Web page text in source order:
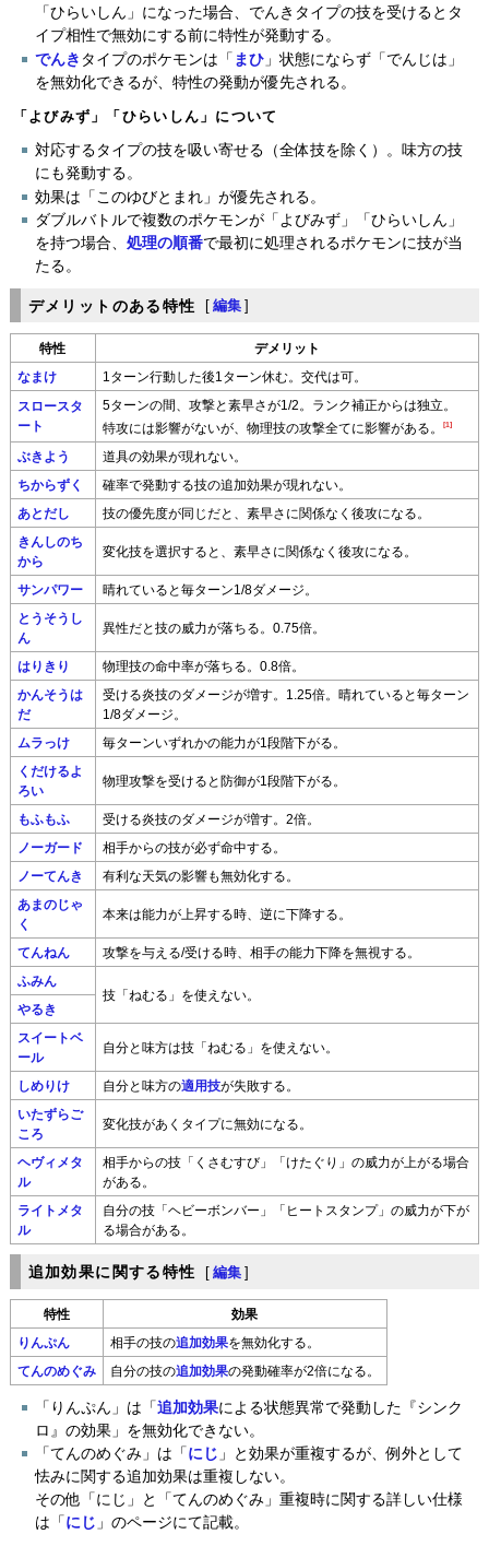
「ひらいしん」になった場合、でんきタイプの技を受けるとタ
イプ相性で無効にする前に特性が発動する。
でんき タイプのポケモンは「 まひ 」状態にならず「でんじは」
を無効化できるが、特性の発動が優先される。
「よびみず」「ひらいしん」について
対応するタイプの技を吸い寄せる（全体技を除く）。味方の技
にも発動する。
効果は「このゆびとまれ」が優先される。
ダブルバトルで複数のポケモンが「よびみず」「ひらいしん」
を持つ場合、処理の順番で最初に処理されるポケモンに技が当
たる。
デメリットのある特性 [ 編集 ]
特性 デメリット
なまけ 1ターン行動した後1ターン休む。交代は可。
スロースタ
ート
5ターンの間、攻撃と素早さが1/2。ランク補正からは独立。
特攻には影響がないが、物理技の攻撃全てに影響がある。
[1]
ぶきよう 道具の効果が現れない。
ちからずく 確率で発動する技の追加効果が現れない。
あとだし 技の優先度が同じだと、素早さに関係なく後攻になる。
きんしのち
から
変化技を選択すると、素早さに関係なく後攻になる。
サンパワー 晴れていると毎ターン1/8ダメージ。
とうそうし
ん
異性だと技の威力が落ちる。0.75倍。
はりきり 物理技の命中率が落ちる。0.8倍。
かんそうは
だ
受ける炎技のダメージが増す。1.25倍。晴れていると毎ターン
1/8ダメージ。
ムラっけ 毎ターンいずれかの能力が1段階下がる。
くだけるよ
ろい
物理攻撃を受けると防御が1段階下がる。
もふもふ 受ける炎技のダメージが増す。2倍。
ノーガード 相手からの技が必ず命中する。
ノーてんき 有利な天気の影響も無効化する。
あまのじゃ
く
本来は能力が上昇する時、逆に下降する。
てんねん 攻撃を与える/受ける時、相手の能力下降を無視する。
ふみん
技「ねむる」を使えない。
やるき
スイートベ
ール
自分と味方は技「ねむる」を使えない。
しめりけ 自分と味方の適用技が失敗する。
いたずらご
ころ
変化技があくタイプに無効になる。
ヘヴィメタ
ル
相手からの技「くさむすび」「けたぐり」の威力が上がる場合
がある。
ライトメタ
ル
自分の技「ヘビーボンバー」「ヒートスタンプ」の威力が下が
る場合がある。
追加効果に関する特性 [ 編集 ]
特性 効果
りんぷん 相手の技の追加効果を無効化する。
てんのめぐみ 自分の技の追加効果の発動確率が2倍になる。
「りんぷん」は「追加効果による状態異常で発動した『シンク
ロ』の効果」を無効化できない。
「てんのめぐみ」は「 にじ 」と効果が重複するが、例外として
怯みに関する追加効果は重複しない。
その他「にじ」と「てんのめぐみ」重複時に関する詳しい仕様
は「 にじ 」のページにて記載。